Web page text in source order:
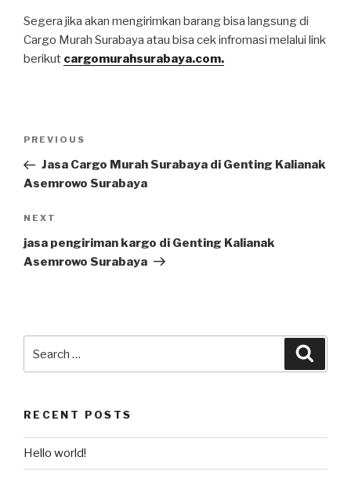
Segera jika akan mengirimkan barang bisa langsung di
Cargo Murah Surabaya atau bisa cek infromasi melalui link
berikut cargomurahsurabaya.com.
PREVIOUS
Jasa Cargo Murah Surabaya di Genting Kalianak
Asemrowo Surabaya
NEXT
jasa pengiriman kargo di Genting Kalianak
Asemrowo Surabaya
RECENT POSTS
Hello world!